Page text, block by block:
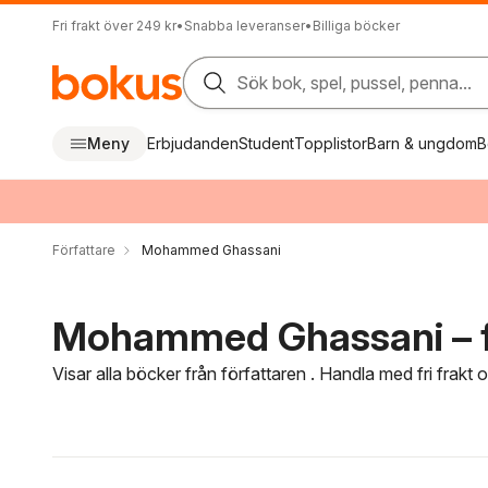
Fri frakt över 249 kr• Snabba leveranser• Billiga böcker
Sök bok, spel, pussel, penna...
Meny ErbjudandenStudentTopplistorBarn & ungdom
Författare Mohammed Ghassani
Mohammed Ghassani
Visar alla böcker från författaren . Handla med fri frakt